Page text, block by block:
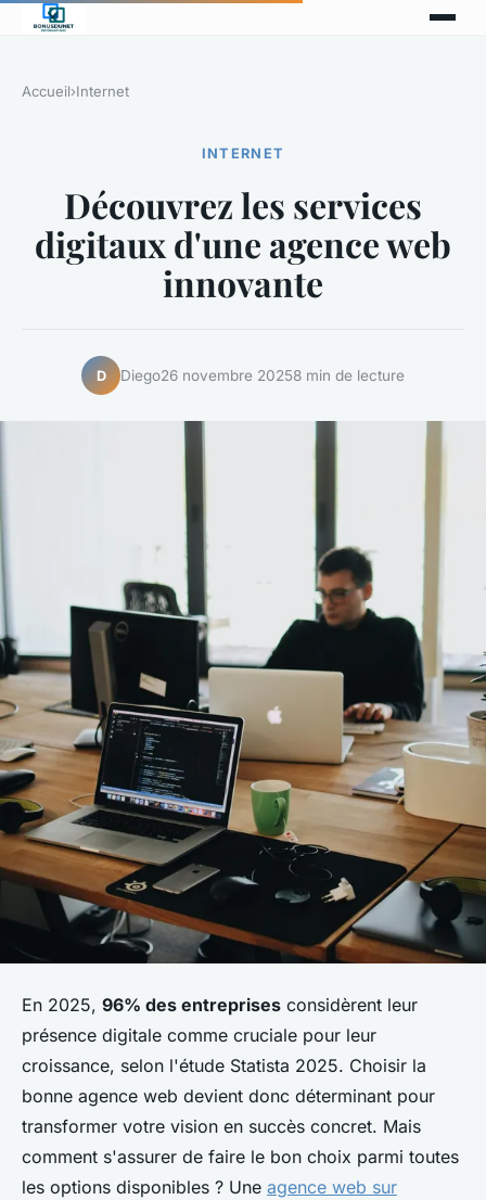
Accueil›Internet
INTERNET
Découvrez les services
digitaux d'une agence web
innovante
D Diego26 novembre 20258 min de lecture
En 2025, 96% des entreprises considèrent leur
présence digitale comme cruciale pour leur
croissance, selon l'étude Statista 2025. Choisir la
bonne agence web devient donc déterminant pour
transformer votre vision en succès concret. Mais
comment s'assurer de faire le bon choix parmi toutes
les options disponibles ? Une agence web sur